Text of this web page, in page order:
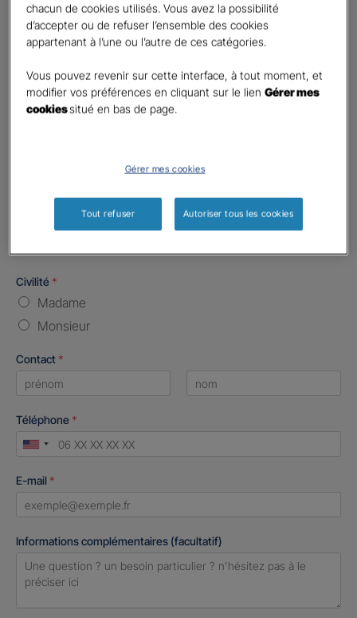
Nombre de caractères restants :5 caractères restants
La limite est de 5 caractères. Caractères restants : 5.
Responsabilité Civile
Batiment / Local commercial
Vos informations :
Oui
Civilité *
Madame
Monsieur
Contact *
Téléphone *
United
+1
E-mail *
Informations complémentaires (facultatif)
chacun de cookies utilisés. Vous avez la possibilité
d’accepter ou de refuser l’ensemble des cookies
appartenant à l’une ou l’autre de ces catégories.
Vous pouvez revenir sur cette interface, à tout moment, et
modifier vos préférences en cliquant sur le lienGérer mes
cookiessitué en bas de page.
Gérer mes cookies
Tout refuser Autoriser tous les cookies